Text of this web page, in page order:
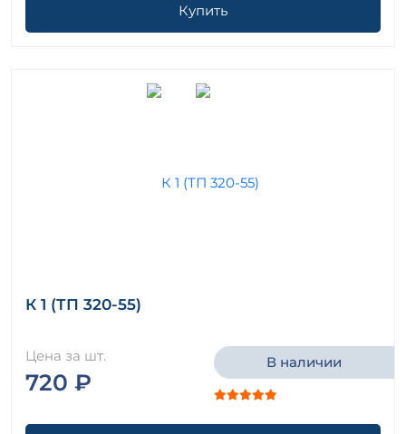
Купить
К 1 (ТП 320-55)
Цена за шт.
720 ₽
В наличии